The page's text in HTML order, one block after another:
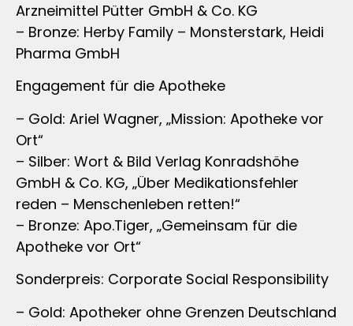
Arzneimittel Pütter GmbH & Co. KG
– Bronze: Herby Family – Monsterstark, Heidi
Pharma GmbH
Engagement für die Apotheke
– Gold: Ariel Wagner, „Mission: Apotheke vor
Ort“
– Silber: Wort & Bild Verlag Konradshöhe
GmbH & Co. KG, „Über Medikationsfehler
reden – Menschenleben retten!“
– Bronze: Apo.Tiger, „Gemeinsam für die
Apotheke vor Ort“
Sonderpreis: Corporate Social Responsibility
– Gold: Apotheker ohne Grenzen Deutschland